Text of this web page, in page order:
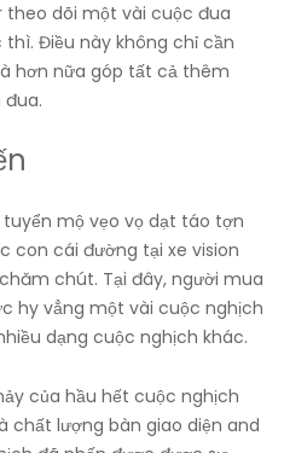
dõi một vài cuộc đua
Điều này không chỉ cần
hơn nữa góp tất cả thêm
mộ vẹo vọ dạt táo tợn
con cái đường tại xe vision
chút. Tại đây, người mua
hy vẳng một vài cuộc nghịch
dạng cuộc nghịch khác.
của hầu hết cuộc nghịch
chất lượng bàn giao diện and